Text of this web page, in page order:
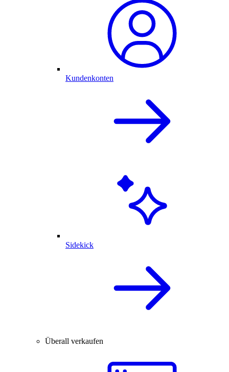
Kundenkonten
Sidekick
Überall verkaufen